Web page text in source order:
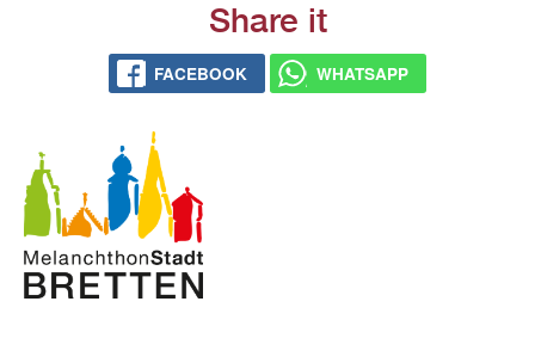
Share it
FACEBOOK WHATSAPP